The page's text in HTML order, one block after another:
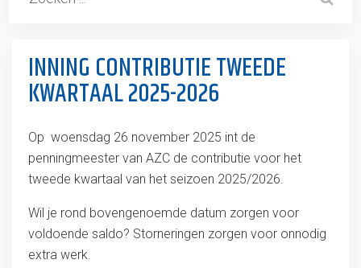
INNING CONTRIBUTIE TWEEDE
KWARTAAL 2025-2026
Op woensdag 26 november 2025 int de
penningmeester van AZC de contributie voor het
tweede kwartaal van het seizoen 2025/2026.
Wil je rond bovengenoemde datum zorgen voor
voldoende saldo? Storneringen zorgen voor onnodig
extra werk.